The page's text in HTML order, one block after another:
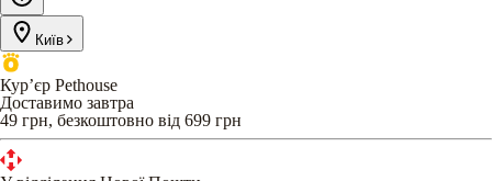
Київ
Кур’єр Pethouse
Доставимо завтра
49 грн, безкоштовно від 699 грн